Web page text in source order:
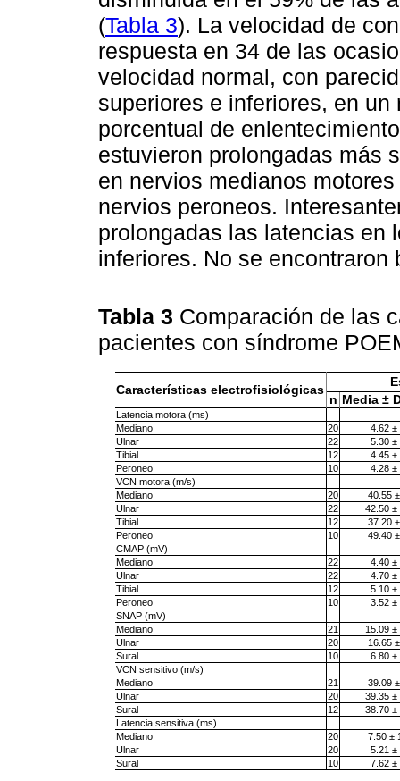
(Tabla 3). La velocidad de
respuesta en 34 de las
velocidad normal, con
superiores e inferiores, en
porcentual de
estuvieron prolongadas más
en nervios medianos
nervios peroneos.
prolongadas las latencias en
inferiores. No se
Tabla 3 Comparación de las
pacientes con síndrome
Características electrofisiológicas
n Media ±
Latencia motora (ms)
Mediano
20
4.62 ±
Ulnar
22
5.30 ±
Tibial
12
4.45 ±
Peroneo
10
4.28 ±
VCN motora (m/s)
Mediano
20
40.55
Ulnar
22
42.50 ±
Tibial
12
37.20
Peroneo
10
49.40
CMAP (mV)
Mediano
22
4.40 ±
Ulnar
22
4.70 ±
Tibial
12
5.10 ±
Peroneo
10
3.52 ±
SNAP (mV)
Mediano
21
15.09 ±
Ulnar
20
16.65
Sural
10
6.80 ±
VCN sensitivo (m/s)
Mediano
21
39.09
Ulnar
20
39.35 ±
Sural
12
38.70 ±
Latencia sensitiva (ms)
Mediano
20
7.50 ±
Ulnar
20
5.21 ±
Sural
10 7.62 ±